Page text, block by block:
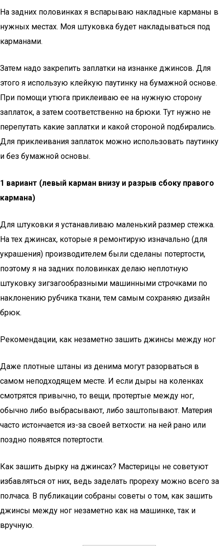
На задних половинках я вспарываю накладные карманы в
нужных местах. Моя штуковка будет накладываться под
карманами.
Затем надо закрепить заплатки на изнанке джинсов. Для
этого я использую клейкую паутинку на бумажной основе.
При помощи утюга приклеиваю ее на нужную сторону
заплаток, а затем соответственно на брюки. Тут нужно не
перепутать какие заплатки и какой стороной подбирались.
Для приклеивания заплаток можно использовать паутинку
и без бумажной основы.
1 вариант (левый карман внизу и разрыв сбоку правого
кармана)
Для штуковки я устанавливаю маленький размер стежка.
На тех джинсах, которые я ремонтирую изначально (для
украшения) производителем были сделаны потертости,
поэтому я на задних половинках делаю неплотную
штуковку зигзагообразными машинными строчками по
наклонению рубчика ткани, тем самым сохраняю дизайн
брюк.
Рекомендации, как незаметно зашить джинсы между ног
Даже плотные штаны из денима могут разорваться в
самом неподходящем месте. И если дыры на коленках
смотрятся привычно, то вещи, протертые между ног,
обычно либо выбрасывают, либо заштопывают. Материя
часто истончается из-за своей ветхости: на ней рано или
поздно появятся потертости.
Как зашить дырку на джинсах? Мастерицы не советуют
избавляться от них, ведь заделать прореху можно всего за
полчаса. В публикации собраны советы о том, как зашить
джинсы между ног незаметно как на машинке, так и
вручную.